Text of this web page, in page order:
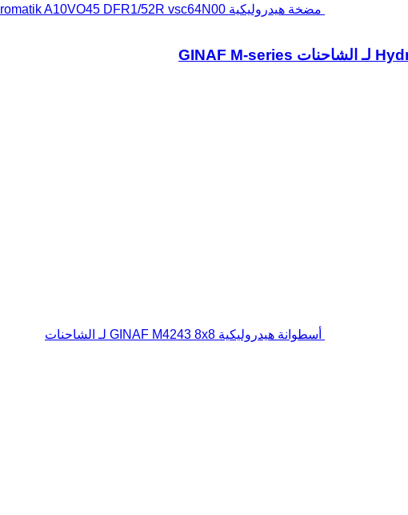
مضخة هيدروليكية Hydromatik A10VO45 DFR1/52R vsc64N00 لـ الشاحنات GINAF M-series
أسطوانة هيدروليكية GINAF M4243 8x8 لـ الشاحنات